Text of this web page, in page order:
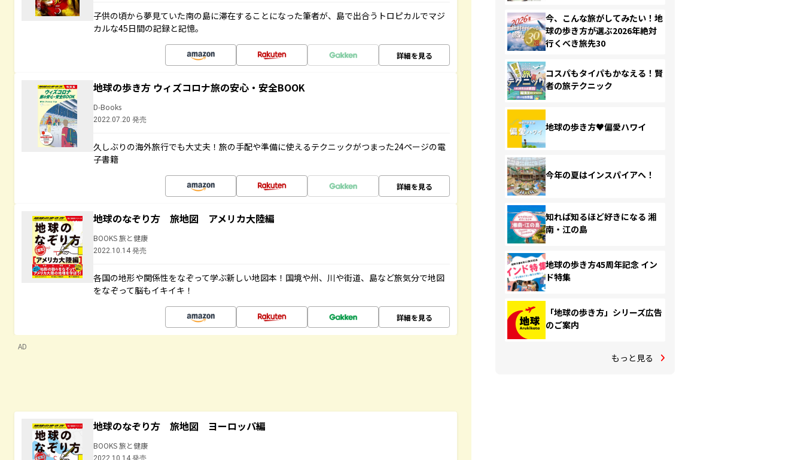
子供の頃から夢見ていた南の島に滞在することになった筆者が、島で出合うトロピカルでマジ
カルな45日間の記録と記憶。
詳細を見る
地球の歩き方 ウィズコロナ旅の安心・安全BOOK
D-Books
2022.07.20 発売
久しぶりの海外旅行でも大丈夫！旅の手配や準備に使えるテクニックがつまった24ページの電
子書籍
詳細を見る
地球のなぞり方 旅地図 アメリカ大陸編
BOOKS 旅と健康
2022.10.14 発売
各国の地形や関係性をなぞって学ぶ新しい地図本！国境や州、川や街道、島など旅気分で地図
をなぞって脳もイキイキ！
詳細を見る
AD
地球のなぞり方 旅地図 ヨーロッパ編
BOOKS 旅と健康
2022.10.14 発売
今、こんな旅がしてみたい！地
球の歩き方が選ぶ2026年絶対
行くべき旅先30
コスパもタイパもかなえる！賢
者の旅テクニック
地球の歩き方♥偏愛ハワイ
今年の夏はインスパイアへ！
知れば知るほど好きになる 湘
南・江の島
地球の歩き方45周年記念 イン
ド特集
「地球の歩き方」シリーズ広告
のご案内
もっと見る